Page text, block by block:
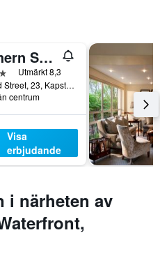
Southern Sun Cape Sun
Utmärkt 8,3
23 Strand Street, 23, Kapstaden, Västra Kapprovinsen, Sydafrika
centrum
Visa
erbjudande
i närheten av